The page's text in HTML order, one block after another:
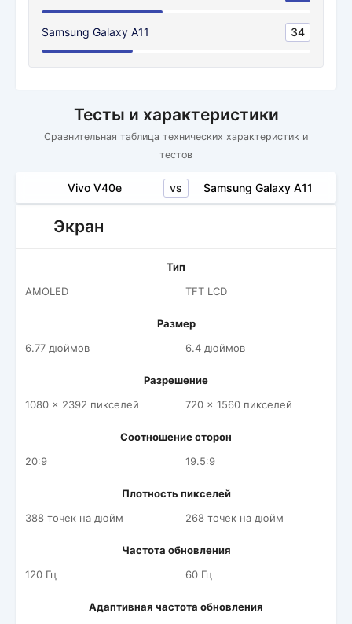
Samsung Galaxy A11 34
Тесты и характеристики
Сравнительная таблица технических характеристик и
тестов
Vivo V40e vs Samsung Galaxy A11
Экран
Тип
AMOLED
TFT LCD
Размер
6.77 дюймов
6.4 дюймов
Разрешение
1080 x 2392 пикселей
720 x 1560 пикселей
Соотношение сторон
20:9
19.5:9
Плотность пикселей
388 точек на дюйм
268 точек на дюйм
Частота обновления
120 Гц
60 Гц
Адаптивная частота обновления